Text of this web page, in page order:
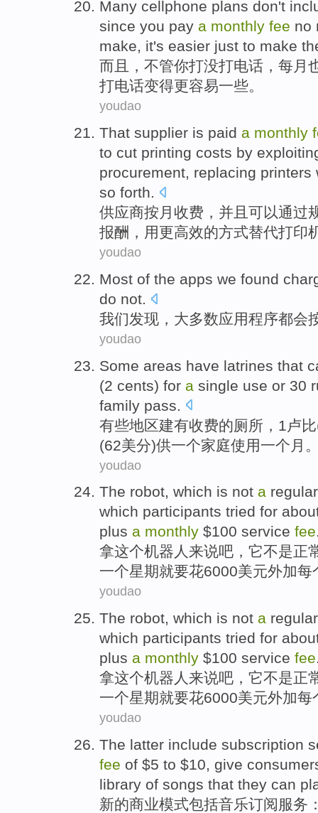
Many cellphone plans don't
since you pay a monthly fee no
make, it's easier just to make
而且
， 不管你打没打电话， 每月
打电话变得更容易一些。
youdao
That supplier is paid a monthly
to cut printing costs by
procurement, replacing printers
so forth.
供应商按月 收费 ， 并且 可以通过
报酬 ， 用更高效的方式替代打印
youdao
Most of the apps we found
do not.
我们发现 ， 大多数应用程序都会
youdao
Some areas have latrines that
(2 cents) for a single use or 30
family pass.
有些地区建有收费的厕所， 1 卢比
(62美分)供一个家庭使用一个 月
youdao
The robot, which is not a regular
which participants tried for
plus a monthly $100 service fee
拿这个机器人来说吧， 它不是正
一个星期就要花6000美元外加每
youdao
The robot, which is not a regular
which participants tried for
plus a monthly $100 service fee
拿这个机器人来说吧， 它不是正
一个星期就要花6000美元外加每
youdao
The latter include subscription
fee of $5 to $10, give
library of songs that they can
新的商业模式包括音乐订阅服务